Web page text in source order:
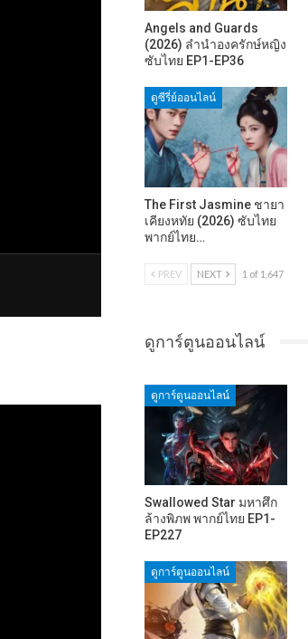
Angels and Guards
(2026) ลำนำองครักษ์หญิง
ซับไทย EP1-EP36
ดูซีรี่ย์ออนไลน์
The First Jasmine ชายา
เคียงหทัย (2026) ซับไทย
พากย์ไทย…
PREV NEXT 1 of 1,647
ดูการ์ตูนออนไลน์
ดูการ์ตูนออนไลน์
Swallowed Star มหาศึก
ล้างพิภพ พากย์ไทย EP1-
EP227
ดูการ์ตูนออนไลน์